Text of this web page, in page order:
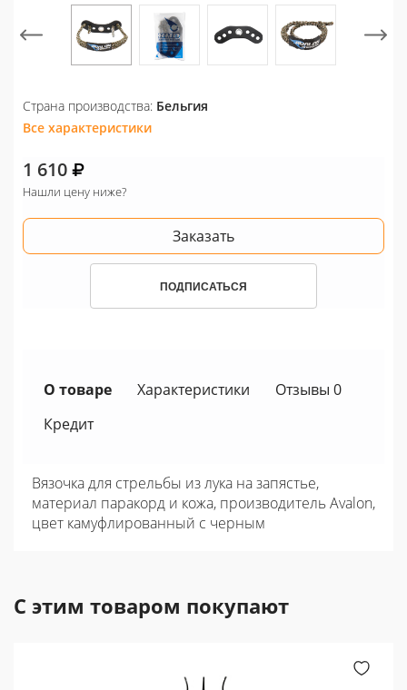
Страна производства: Бельгия
Все характеристики
1 610
Нашли цену ниже?
Заказать
ПОДПИСАТЬСЯ
О товаре Характеристики
Отзывы 0
Кредит
Вязочка для стрельбы из лука на запястье,
материал паракорд и кожа, производитель Avalon,
цвет камуфлированный с черным
С этим товаром покупают